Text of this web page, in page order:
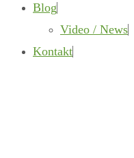
Blog
Video / News
Kontakt